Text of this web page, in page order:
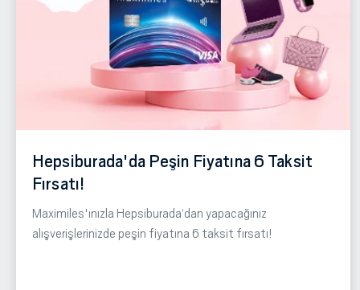
Hepsiburada'da Peşin Fiyatına 6 Taksit
Fırsatı!
Maximiles'ınızla Hepsiburada‘dan yapacağınız
alışverişlerinizde peşin fiyatına 6 taksit fırsatı!